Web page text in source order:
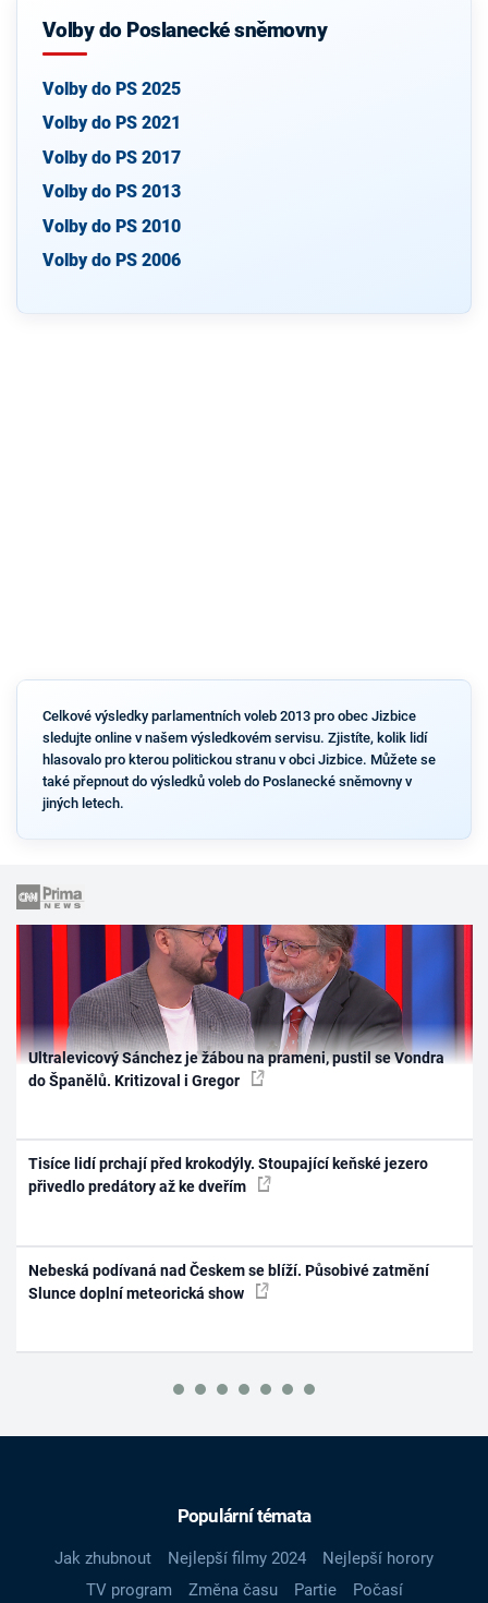
Volby do Poslanecké sněmovny
Volby do PS 2025
Volby do PS 2021
Volby do PS 2017
Volby do PS 2013
Volby do PS 2010
Volby do PS 2006
Celkové výsledky parlamentních voleb 2013 pro obec Jizbice
sledujte online v našem výsledkovém servisu. Zjistíte, kolik lidí
hlasovalo pro kterou politickou stranu v obci Jizbice. Můžete se
také přepnout do výsledků voleb do Poslanecké sněmovny v
jiných letech.
Ultralevicový Sánchez je žábou na prameni, pustil se Vondra
do Španělů. Kritizoval i Gregor
Tisíce lidí prchají před krokodýly. Stoupající keňské jezero
přivedlo predátory až ke dveřím
Nebeská podívaná nad Českem se blíží. Působivé zatmění
Slunce doplní meteorická show
Populární témata
Jak zhubnout Nejlepší filmy 2024
Nejlepší horory
TV program
Změna času Partie
Počasí